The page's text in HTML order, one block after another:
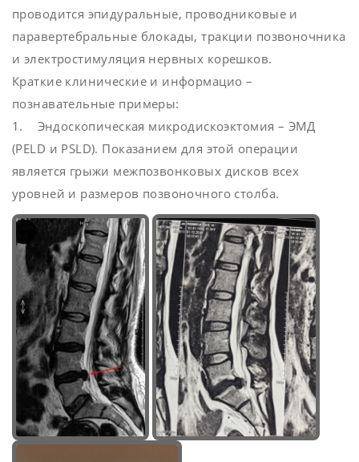
проводится эпидуральные, проводниковые и
паравертебральные блокады, тракции позвоночника
и электростимуляция нервных корешков.
Краткие клинические и информацио –
познавательные примеры:
1. Эндоскопическая микродискоэктомия – ЭМД
(PELD и PSLD). Показанием для этой операции
является грыжи межпозвонковых дисков всех
уровней и размеров позвоночного столба.